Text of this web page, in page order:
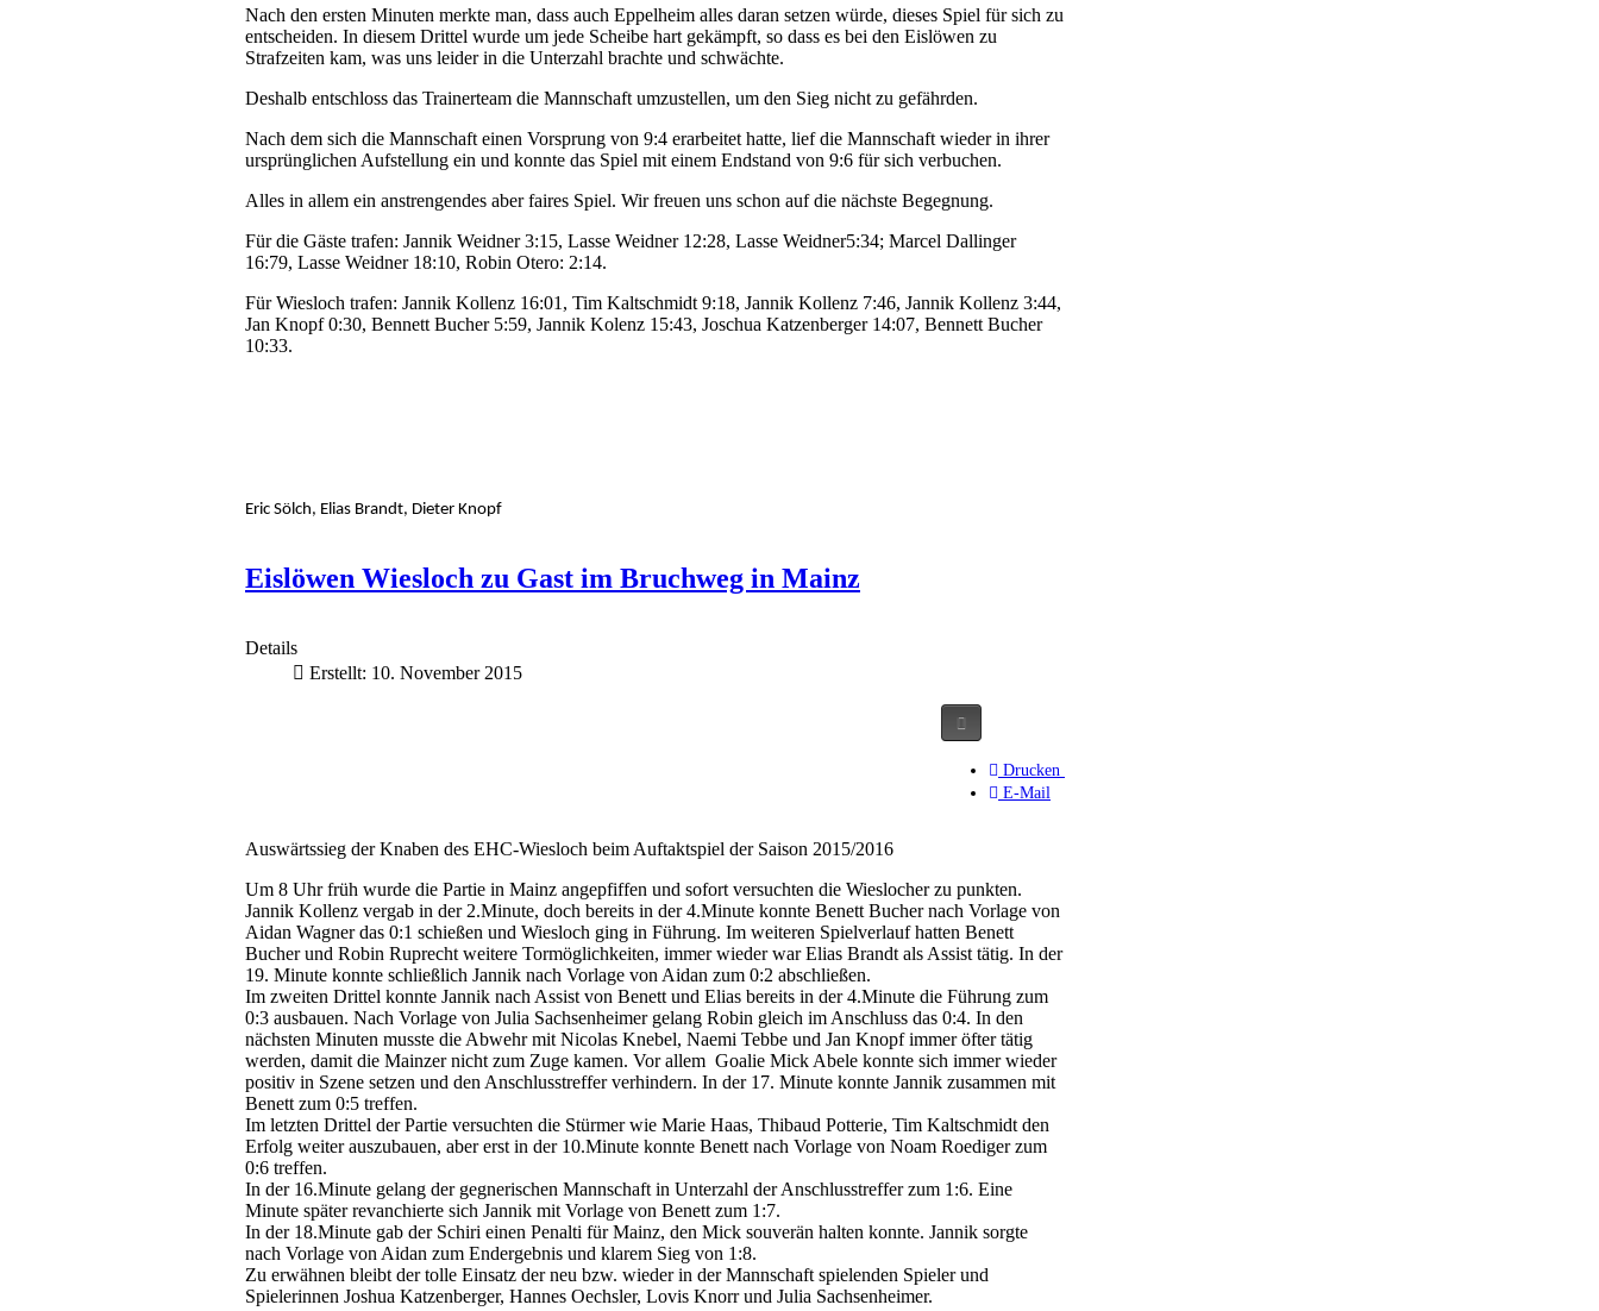
Nach den ersten Minuten merkte man, dass auch Eppelheim alles daran setzen würde, dieses Spiel für sich zu
entscheiden. In diesem Drittel wurde um jede Scheibe hart gekämpft, so dass es bei den Eislöwen zu
Strafzeiten kam, was uns leider in die Unterzahl brachte und schwächte.
Deshalb entschloss das Trainerteam die Mannschaft umzustellen, um den Sieg nicht zu gefährden.
Nach dem sich die Mannschaft einen Vorsprung von 9:4 erarbeitet hatte, lief die Mannschaft wieder in ihrer
ursprünglichen Aufstellung ein und konnte das Spiel mit einem Endstand von 9:6 für sich verbuchen.
Alles in allem ein anstrengendes aber faires Spiel. Wir freuen uns schon auf die nächste Begegnung.
Für die Gäste trafen: Jannik Weidner 3:15, Lasse Weidner 12:28, Lasse Weidner5:34; Marcel Dallinger
16:79, Lasse Weidner 18:10, Robin Otero: 2:14.
Für Wiesloch trafen: Jannik Kollenz 16:01, Tim Kaltschmidt 9:18, Jannik Kollenz 7:46, Jannik Kollenz 3:44,
Jan Knopf 0:30, Bennett Bucher 5:59, Jannik Kolenz 15:43, Joschua Katzenberger 14:07, Bennett Bucher
10:33.
Eric Sölch, Elias Brandt, Dieter Knopf
Eislöwen Wiesloch zu Gast im Bruchweg in Mainz
Details
Erstellt: 10. November 2015
Drucken
E-Mail
Auswärtssieg der Knaben des EHC-Wiesloch beim Auftaktspiel der Saison 2015/2016
Um 8 Uhr früh wurde die Partie in Mainz angepfiffen und sofort versuchten die Wieslocher zu punkten.
Jannik Kollenz vergab in der 2.Minute, doch bereits in der 4.Minute konnte Benett Bucher nach Vorlage von
Aidan Wagner das 0:1 schießen und Wiesloch ging in Führung. Im weiteren Spielverlauf hatten Benett
Bucher und Robin Ruprecht weitere Tormöglichkeiten, immer wieder war Elias Brandt als Assist tätig. In der
19. Minute konnte schließlich Jannik nach Vorlage von Aidan zum 0:2 abschließen.
Im zweiten Drittel konnte Jannik nach Assist von Benett und Elias bereits in der 4.Minute die Führung zum
0:3 ausbauen. Nach Vorlage von Julia Sachsenheimer gelang Robin gleich im Anschluss das 0:4. In den
nächsten Minuten musste die Abwehr mit Nicolas Knebel, Naemi Tebbe und Jan Knopf immer öfter tätig
werden, damit die Mainzer nicht zum Zuge kamen. Vor allem Goalie Mick Abele konnte sich immer wieder
positiv in Szene setzen und den Anschlusstreffer verhindern. In der 17. Minute konnte Jannik zusammen mit
Benett zum 0:5 treffen.
Im letzten Drittel der Partie versuchten die Stürmer wie Marie Haas, Thibaud Potterie, Tim Kaltschmidt den
Erfolg weiter auszubauen, aber erst in der 10.Minute konnte Benett nach Vorlage von Noam Roediger zum
0:6 treffen.
In der 16.Minute gelang der gegnerischen Mannschaft in Unterzahl der Anschlusstreffer zum 1:6. Eine
Minute später revanchierte sich Jannik mit Vorlage von Benett zum 1:7.
In der 18.Minute gab der Schiri einen Penalti für Mainz, den Mick souverän halten konnte. Jannik sorgte
nach Vorlage von Aidan zum Endergebnis und klarem Sieg von 1:8.
Zu erwähnen bleibt der tolle Einsatz der neu bzw. wieder in der Mannschaft spielenden Spieler und
Spielerinnen Joshua Katzenberger, Hannes Oechsler, Lovis Knorr und Julia Sachsenheimer.